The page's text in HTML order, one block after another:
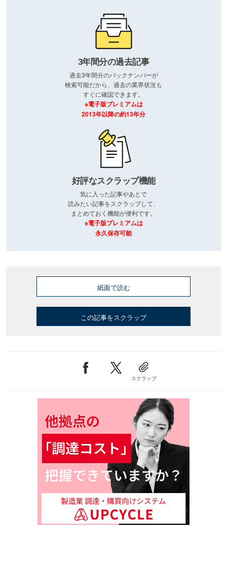
3年間分の過去記事
過去3年間分のバックナンバーが
検索可能だから、過去の業界状況も
すぐに確認できます。
※電子版プレミアムは
2013年以降の約13年分
好評なスクラップ機能
気に入った記事やあとで
読みたい記事をスクラップして、
まとめておく機能が便利です。
※電子版プレミアムは
永久保存可能
紙面で読む
この記事をスクラップ
スクラップ